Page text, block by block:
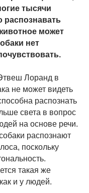
тысячи
распознавать
может
нет
Лоранд в
не может видеть
распознать
света в вопрос
на основе речи.
распознают
поскольку
такая же
и у людей.